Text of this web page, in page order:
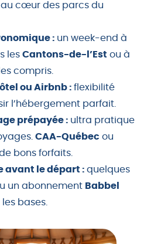
cœur des parcs du
: un week-end à
les Cantons-de-l’Est ou à
compris.
ou Airbnb : flexibilité
l’hébergement parfait.
prépayée : ultra pratique
CAA-Québec ou
bons forfaits.
avant le départ : quelques
un abonnement Babbel
bases.